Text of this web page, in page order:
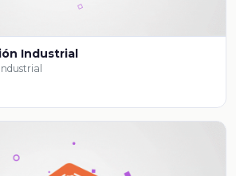
Industrial